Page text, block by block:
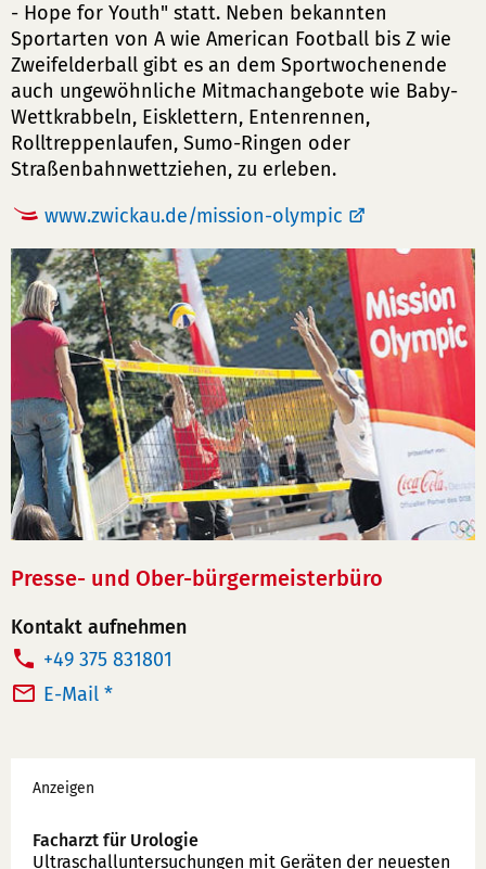
- Hope for Youth" statt. Neben bekannten
Sportarten von A wie American Football bis Z wie
Zweifelderball gibt es an dem Sportwochenende
auch ungewöhnliche Mitmachangebote wie Baby-
Wettkrabbeln, Eisklettern, Entenrennen,
Rolltreppenlaufen, Sumo-Ringen oder
Straßenbahnwettziehen, zu erleben.
www.zwickau.de/mission-olympic
Presse- und Ober-bürgermeisterbüro
Kontakt aufnehmen
T
e
n
n
+49 375 831801
E-Mail *
Werbung
Anzeigen
Facharzt für Urologie
Ultraschallunter­suchungen mit Geräten der neuesten